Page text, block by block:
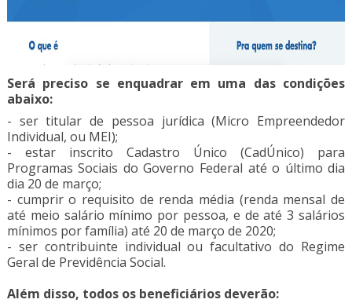
Será preciso se enquadrar em uma das condições
abaixo:
- ser titular de pessoa jurídica (Micro Empreendedor
Individual, ou MEI);
- estar inscrito Cadastro Único (CadÚnico) para
Programas Sociais do Governo Federal até o último dia
dia 20 de março;
- cumprir o requisito de renda média (renda mensal de
até meio salário mínimo por pessoa, e de até 3 salários
mínimos por família) até 20 de março de 2020;
- ser contribuinte individual ou facultativo do Regime
Geral de Previdência Social.
Além disso, todos os beneficiários deverão: